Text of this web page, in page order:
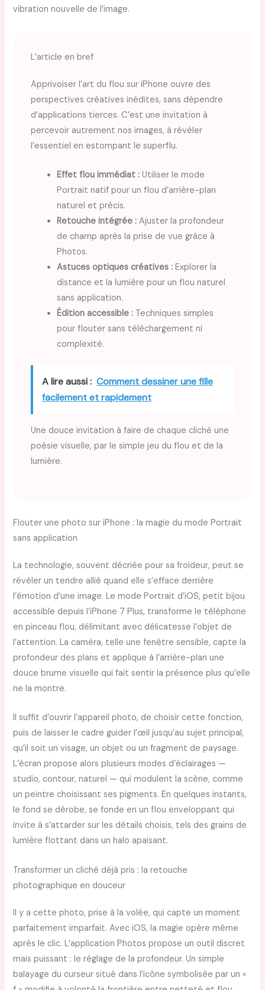
vibration nouvelle de l’image.
L’article en bref
Apprivoiser l’art du flou sur iPhone ouvre des
perspectives créatives inédites, sans dépendre
d’applications tierces. C’est une invitation à
percevoir autrement nos images, à révéler
l’essentiel en estompant le superflu.
Effet flou immédiat : Utiliser le mode
Portrait natif pour un flou d’arrière-plan
naturel et précis.
Retouche intégrée : Ajuster la profondeur
de champ après la prise de vue grâce à
Photos.
Astuces optiques créatives : Explorer la
distance et la lumière pour un flou naturel
sans application.
Édition accessible : Techniques simples
pour flouter sans téléchargement ni
complexité.
A lire aussi : Comment dessiner une fille
facilement et rapidement
Une douce invitation à faire de chaque cliché une
poésie visuelle, par le simple jeu du flou et de la
lumière.
Flouter une photo sur iPhone : la magie du mode Portrait
sans application
La technologie, souvent décriée pour sa froideur, peut se
révéler un tendre allié quand elle s’efface derrière
l’émotion d’une image. Le mode Portrait d’iOS, petit bijou
accessible depuis l’iPhone 7 Plus, transforme le téléphone
en pinceau flou, délimitant avec délicatesse l’objet de
l’attention. La caméra, telle une fenêtre sensible, capte la
profondeur des plans et applique à l’arrière-plan une
douce brume visuelle qui fait sentir la présence plus qu’elle
ne la montre.
Il suffit d’ouvrir l’appareil photo, de choisir cette fonction,
puis de laisser le cadre guider l’œil jusqu’au sujet principal,
qu’il soit un visage, un objet ou un fragment de paysage.
L’écran propose alors plusieurs modes d’éclairages —
studio, contour, naturel — qui modulent la scène, comme
un peintre choisissant ses pigments. En quelques instants,
le fond se dérobe, se fonde en un flou enveloppant qui
invite à s’attarder sur les détails choisis, tels des grains de
lumière flottant dans un halo apaisant.
Transformer un cliché déjà pris : la retouche
photographique en douceur
Il y a cette photo, prise à la volée, qui capte un moment
parfaitement imparfait. Avec iOS, la magie opère même
après le clic. L’application Photos propose un outil discret
mais puissant : le réglage de la profondeur. Un simple
balayage du curseur situé dans l’icône symbolisée par un «